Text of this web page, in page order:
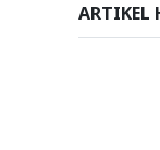
ARTIKEL